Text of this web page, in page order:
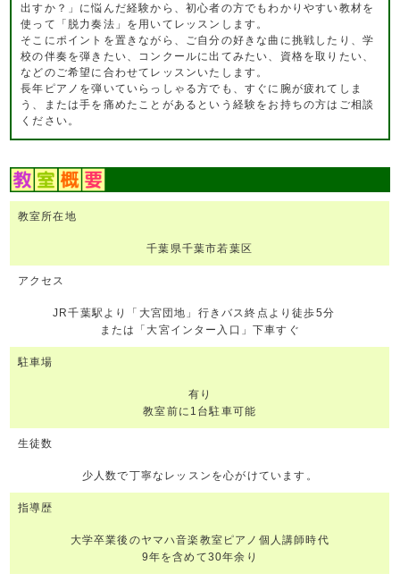
出すか？」に悩んだ経験から、初心者の方でもわかりやすい教材を
使って「脱力奏法」を用いてレッスンします。
そこにポイントを置きながら、ご自分の好きな曲に挑戦したり、学
校の伴奏を弾きたい、コンクールに出てみたい、資格を取りたい、
などのご希望に合わせてレッスンいたします。
長年ピアノを弾いていらっしゃる方でも、すぐに腕が疲れてしま
う、または手を痛めたことがあるという経験をお持ちの方はご相談
ください。
教室所在地
千葉県千葉市若葉区
アクセス
JR千葉駅より「大宮団地」行きバス終点より徒歩5分
または「大宮インター入口」下車すぐ
駐車場
有り
教室前に1台駐車可能
生徒数
少人数で丁寧なレッスンを心がけています。
指導歴
大学卒業後のヤマハ音楽教室ピアノ個人講師時代
9年を含めて30年余り